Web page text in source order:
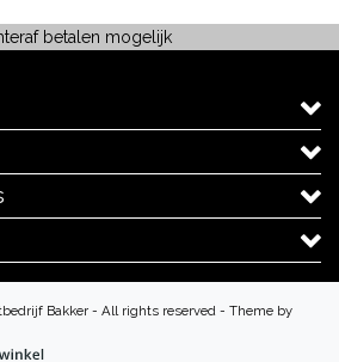
betalen mogelijk
Bakker - All rights reserved - Theme by